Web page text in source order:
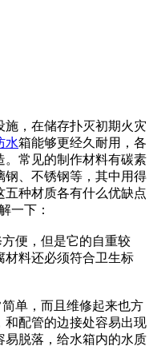
施，在储存扑灭初期火灾
水箱能够更经久耐用，各
。常见的制作材料有碳素
钢、不锈钢等，其中用得
种材质各有什么优缺点
一下：
便，但是它的自重较
材料还必须符合卫生标
单，而且维修起来也方
和配管的边接处容易出现
易脱落，给水箱内的水质